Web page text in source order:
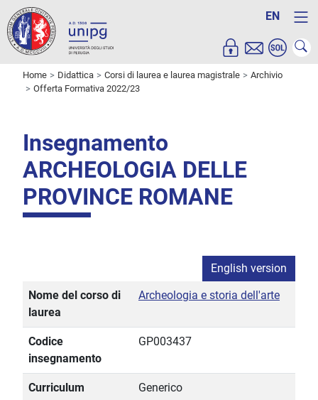
EN
Home Didattica Corsi di laurea e laurea magistrale
Archivio
Offerta Formativa 2022/23
Insegnamento
ARCHEOLOGIA DELLE
PROVINCE ROMANE
English version
Nome del corso di
laurea
Archeologia e storia dell'arte
Codice
insegnamento
GP003437
Curriculum Generico